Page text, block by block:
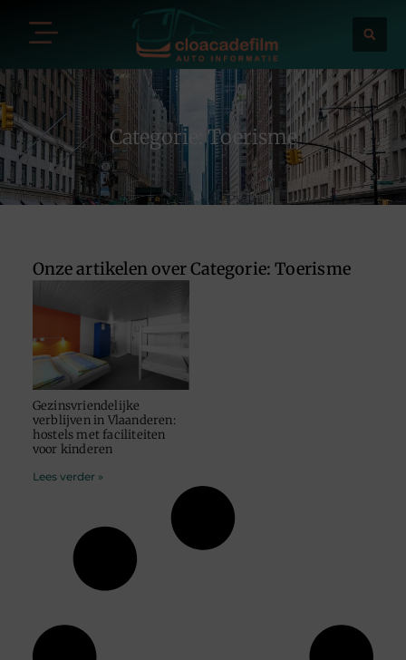
Categorie: Toerisme
Onze artikelen over Categorie: Toerisme
Gezinsvriendelijke
verblijven in Vlaanderen:
hostels met faciliteiten
voor kinderen
Lees verder »